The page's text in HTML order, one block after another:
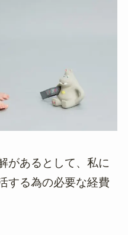
があるとして、私に
する為の必要な経費